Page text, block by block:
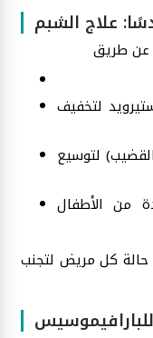
علاج الشبم
لتخفيف
لتوسيع
من الأطفال
حالة كل مريض لتجنب